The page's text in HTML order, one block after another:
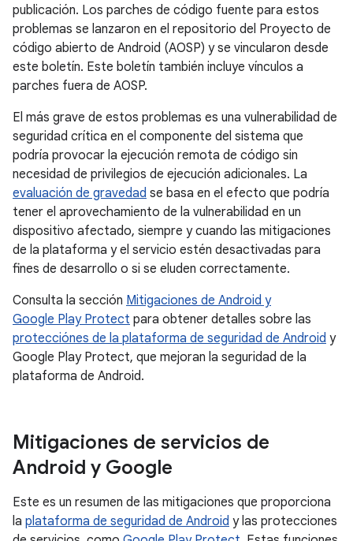
publicación. Los parches de código fuente para estos
problemas se lanzaron en el repositorio del Proyecto de
código abierto de Android (AOSP) y se vincularon desde
este boletín. Este boletín también incluye vínculos a
parches fuera de AOSP.
El más grave de estos problemas es una vulnerabilidad de
seguridad crítica en el componente del sistema que
podría provocar la ejecución remota de código sin
necesidad de privilegios de ejecución adicionales. La
evaluación de gravedad se basa en el efecto que podría
tener el aprovechamiento de la vulnerabilidad en un
dispositivo afectado, siempre y cuando las mitigaciones
de la plataforma y el servicio estén desactivadas para
fines de desarrollo o si se eluden correctamente.
Consulta la sección Mitigaciones de Android y
Google Play Protect para obtener detalles sobre las
protecciónes de la plataforma de seguridad de Android y
Google Play Protect, que mejoran la seguridad de la
plataforma de Android.
Mitigaciones de servicios de
Android y Google
Este es un resumen de las mitigaciones que proporciona
la plataforma de seguridad de Android y las protecciones